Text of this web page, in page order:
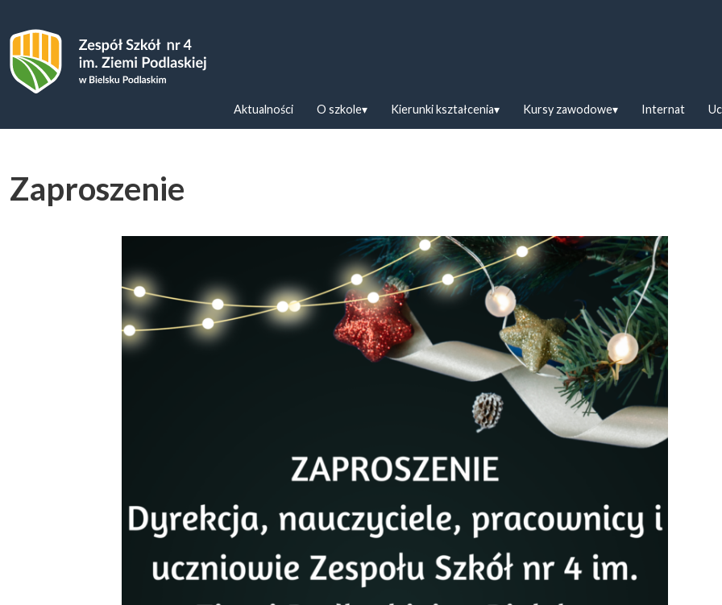
Zespoł Szkół nr 4 im. Ziemi Podlaskiej w Bielsku Podlaskim
Aktualności O szkole Kierunki kształcenia Kursy zawodowe Internat
Zaproszenie